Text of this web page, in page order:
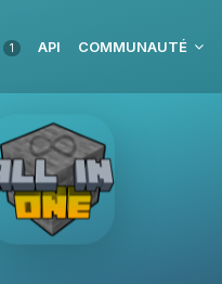
1 API COMMUNAUTÉ